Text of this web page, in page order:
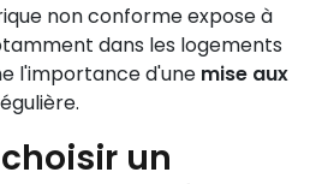
non conforme expose à
dans les logements
l'importance d'une mise aux
un